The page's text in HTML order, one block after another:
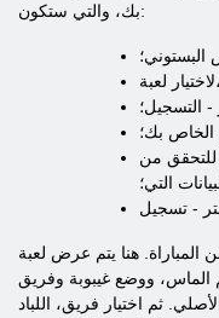
بك، والتي ستكون:
البستوني؛
لاختيار لعبة،
- التسجيل؛
الخاص بك؛
للتحقق من
التي؛
المباراة. هنا يتم عرض لعبة
الماس، ووضع غيبوبة وفريق
ثم اختيار فريق، اللباد